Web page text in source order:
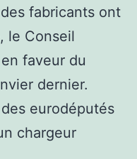
fabricants ont
le Conseil
faveur du
dernier.
des eurodéputés
chargeur